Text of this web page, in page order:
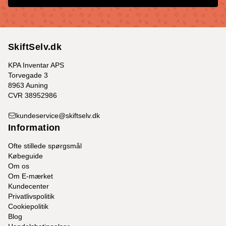
SkiftSelv.dk
KPA Inventar APS
Torvegade 3
8963 Auning
CVR 38952986
kundeservice@skiftselv.dk
Information
Ofte stillede spørgsmål
Købeguide
Om os
Om E-mærket
Kundecenter
Privatlivspolitik
Cookiepolitik
Blog